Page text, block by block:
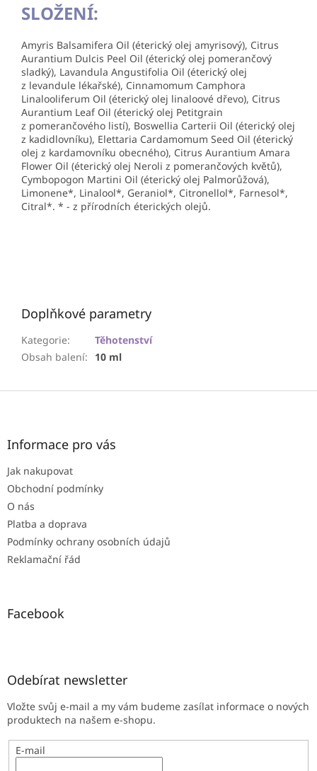
SLOŽENÍ:
Amyris Balsamifera Oil (éterický olej amyrisový), Citrus
Aurantium Dulcis Peel Oil (éterický olej pomerančový
sladký), Lavandula Angustifolia Oil (éterický olej
z levandule lékařské), Cinnamomum Camphora
Linalooliferum Oil (éterický olej linaloové dřevo), Citrus
Aurantium Leaf Oil (éterický olej Petitgrain
z pomerančového listí), Boswellia Carterii Oil (éterický olej
z kadidlovníku), Elettaria Cardamomum Seed Oil (éterický
olej z kardamovníku obecného), Citrus Aurantium Amara
Flower Oil (éterický olej Neroli z pomerančových květů),
Cymbopogon Martini Oil (éterický olej Palmorůžová),
Limonene*, Linalool*, Geraniol*, Citronellol*, Farnesol*,
Citral*. * - z přírodních éterických olejů.
Doplňkové parametry
Kategorie:
Těhotenství
Obsah balení: 10 ml
Z
Informace pro vás
Jak nakupovat
Obchodní podmínky
O nás
Platba a doprava
Podmínky ochrany osobních údajů
Reklamační řád
Facebook
Odebírat newsletter
Vložte svůj e-mail a my vám budeme zasílat informace o nových
produktech na našem e-shopu.
E-mail